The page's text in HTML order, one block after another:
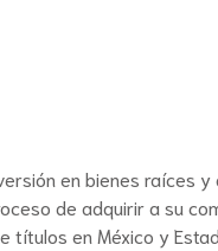
en bienes raíces
de adquirir a su
títulos en México y